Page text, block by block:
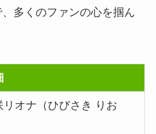
多くのファンの心を掴ん
リオナ（ひびさき りお